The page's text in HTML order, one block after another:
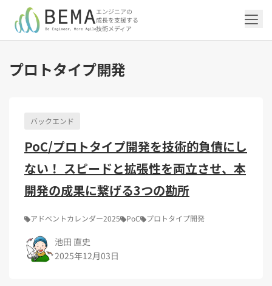
エンジニアの
成長を支援する
技術メディア
「アジャイル開発/スクラム」の記事一覧を
「アジャイル開発/スクラム」のタグ一覧
スクラムマスター（18）
アジャイル（14）
レトロスペクティブ（6）
DX Criteria（1）
「DevOps/クラウド」の記事一覧を見る
AWS（20）
CI/CD（9）
Terraform（6）
インフラストラクチャ（5）
Docker（4）
サーバーレス（3）
CloudWatch（2）
CodeCommit（2）
Amplify（2）
Ansible（2）
Google Cloud（1）
Platform Engineering（1）
さくらのクラウド（1）
「AI」の記事一覧を見る
生成AI（13）
AIエージェント（4）
NotebookLM（3）
Gemini（3）
OpenAI（1）
CNN（1） 深層学習（1）
「バックエンド」の記事一覧を見る
Oracle APEX（5）
Python（4）
API（2）
Ruby（2）
SQL（1）
アクセス制御（1）
Cloud SQL（1）
MySQL（1）
「Flutter/モバイル」の記事一覧を見る
Flutter（38）
Dart（6）
Swift（2）
アプリ開発（1）
「Jamstack/フロントエンド」の記事一覧
「Jamstack/フロントエンド」のタグ一覧
Jamstack（10）
Astro（10）
SSG（9）
microCMS（7）
TypeScript（4）
Puppeteer（1）
SEO（1）
Redux（1）
React（1）
「others」の記事一覧を見る
エンジニア組織（48）
イベント（41）
アドベントカレンダー2024（25）
スキルアップ（24）
日本CTO協会（18）
若手エンジニア（12）
トラブルシューティング（12）
マネジメント（6）
DX推進（5）
オープンイノベーション（4）
プロトタイプ開発
バックエンド
PoC/プロトタイプ開発を技術的負債にし
ない！ スピードと拡張性を両立させ、本
開発の成果に繋げる3つの勘所
アドベントカレンダー2025 PoC プロトタイプ開発
池田 直史
2025年12月03日